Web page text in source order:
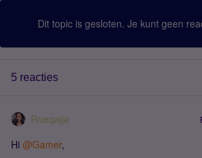
Dit topic is gesloten. Je kunt geen
5 reacties
Roeqajja
Hi @Gamer,